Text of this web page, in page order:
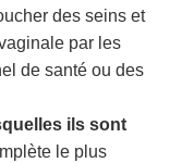
des seins et
par les
de santé ou des
ils sont
le plus